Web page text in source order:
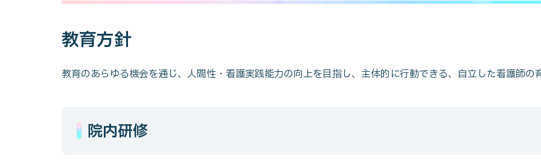
教育方針
教育のあらゆる機会を通じ、人間性・看護実践能力の向上を目指し、主体的に行動できる、自立した看護師の
院内研修